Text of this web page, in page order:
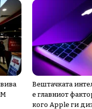
Вештачката
е главниот
кого Apple ги